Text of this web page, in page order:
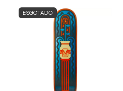
ESGOTADO